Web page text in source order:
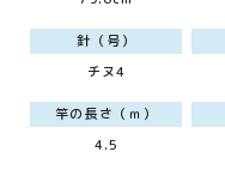
針（号）
チヌ4
竿の長さ（ｍ）
4.5